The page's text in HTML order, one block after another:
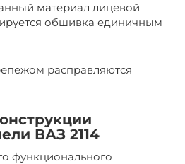
материал лицевой
обшивка единичным
расправляются
ВАЗ 2114
функционального